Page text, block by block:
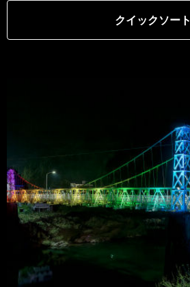
クイックソート